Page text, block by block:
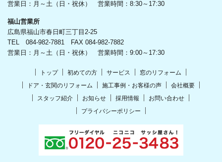
営業日：月～土（日・祝休） 営業時間：8:30～17:30
福山営業所
広島県福山市春日町三丁目2-25
TEL 084-982-7881 FAX 084-982-7882
営業日：月～土（日・祝休） 営業時間：9:00～17:30
トップ 初めての方 サービス 窓のリフォーム
ドア・玄関のリフォーム 施工事例・お客様の声 会社概要
スタッフ紹介 お知らせ 採用情報 お問い合わせ
プライバシーポリシー